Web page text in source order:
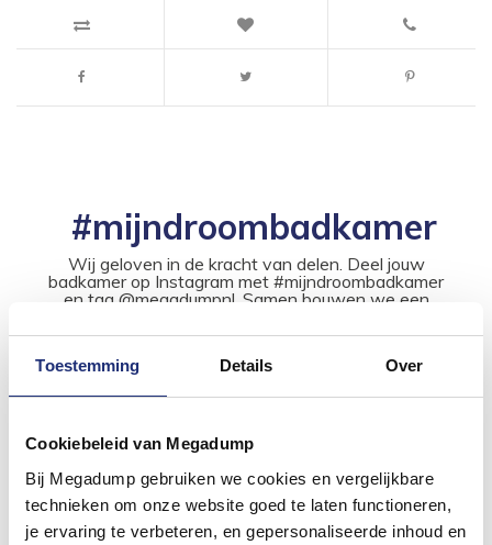
Toestemming Details Over
Cookiebeleid van Megadump
Bij Megadump gebruiken we cookies en vergelijkbare
technieken om onze website goed te laten functioneren,
je ervaring te verbeteren, en gepersonaliseerde inhoud en
#mijndroombadkamer
Wij geloven in de kracht van delen. Deel jouw
badkamer op Instagram met #mijndroombadkamer
en tag @megadumpnl. Samen bouwen we een
badkamerstijlen. Doe je mee?